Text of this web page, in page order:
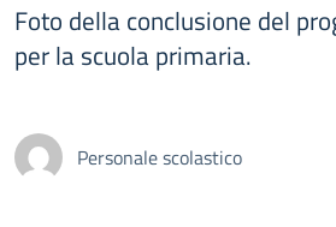
Foto della conclusione del
per la scuola primaria.
Personale scolastico